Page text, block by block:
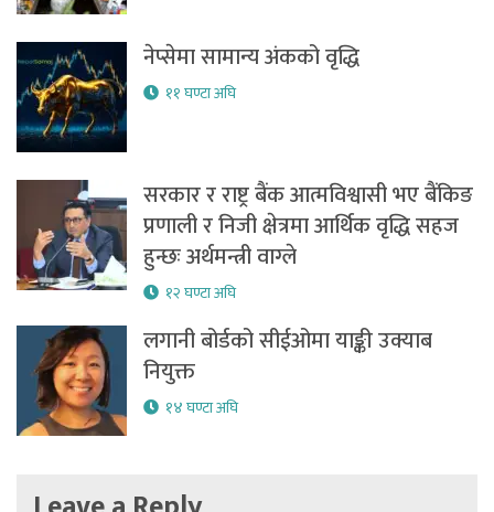
नेप्सेमा सामान्य अंकको वृद्धि
११ घण्टा अघि
सरकार र राष्ट्र बैंक आत्मविश्वासी भए बैंकिङ
प्रणाली र निजी क्षेत्रमा आर्थिक वृद्धि सहज
हुन्छः अर्थमन्त्री वाग्ले
१२ घण्टा अघि
लगानी बोर्डको सीईओमा याङ्की उक्याब
नियुक्त
१४ घण्टा अघि